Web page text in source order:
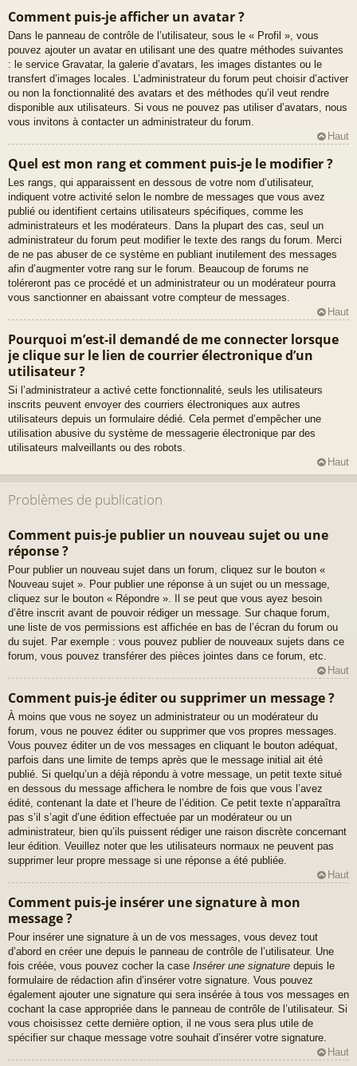
Comment puis-je afficher un avatar ?
Dans le panneau de contrôle de l’utilisateur, sous le « Profil », vous
pouvez ajouter un avatar en utilisant une des quatre méthodes suivantes
: le service Gravatar, la galerie d’avatars, les images distantes ou le
transfert d’images locales. L’administrateur du forum peut choisir d’activer
ou non la fonctionnalité des avatars et des méthodes qu’il veut rendre
disponible aux utilisateurs. Si vous ne pouvez pas utiliser d’avatars, nous
vous invitons à contacter un administrateur du forum.
Haut
Quel est mon rang et comment puis-je le modifier ?
Les rangs, qui apparaissent en dessous de votre nom d’utilisateur,
indiquent votre activité selon le nombre de messages que vous avez
publié ou identifient certains utilisateurs spécifiques, comme les
administrateurs et les modérateurs. Dans la plupart des cas, seul un
administrateur du forum peut modifier le texte des rangs du forum. Merci
de ne pas abuser de ce système en publiant inutilement des messages
afin d’augmenter votre rang sur le forum. Beaucoup de forums ne
toléreront pas ce procédé et un administrateur ou un modérateur pourra
vous sanctionner en abaissant votre compteur de messages.
Haut
Pourquoi m’est-il demandé de me connecter lorsque
je clique sur le lien de courrier électronique d’un
utilisateur ?
Si l’administrateur a activé cette fonctionnalité, seuls les utilisateurs
inscrits peuvent envoyer des courriers électroniques aux autres
utilisateurs depuis un formulaire dédié. Cela permet d’empêcher une
utilisation abusive du système de messagerie électronique par des
utilisateurs malveillants ou des robots.
Haut
Problèmes de publication
Comment puis-je publier un nouveau sujet ou une
réponse ?
Pour publier un nouveau sujet dans un forum, cliquez sur le bouton «
Nouveau sujet ». Pour publier une réponse à un sujet ou un message,
cliquez sur le bouton « Répondre ». Il se peut que vous ayez besoin
d’être inscrit avant de pouvoir rédiger un message. Sur chaque forum,
une liste de vos permissions est affichée en bas de l’écran du forum ou
du sujet. Par exemple : vous pouvez publier de nouveaux sujets dans ce
forum, vous pouvez transférer des pièces jointes dans ce forum, etc.
Haut
Comment puis-je éditer ou supprimer un message ?
À moins que vous ne soyez un administrateur ou un modérateur du
forum, vous ne pouvez éditer ou supprimer que vos propres messages.
Vous pouvez éditer un de vos messages en cliquant le bouton adéquat,
parfois dans une limite de temps après que le message initial ait été
publié. Si quelqu’un a déjà répondu à votre message, un petit texte situé
en dessous du message affichera le nombre de fois que vous l’avez
édité, contenant la date et l’heure de l’édition. Ce petit texte n’apparaîtra
pas s’il s’agit d’une édition effectuée par un modérateur ou un
administrateur, bien qu’ils puissent rédiger une raison discrète concernant
leur édition. Veuillez noter que les utilisateurs normaux ne peuvent pas
supprimer leur propre message si une réponse a été publiée.
Haut
Comment puis-je insérer une signature à mon
message ?
Pour insérer une signature à un de vos messages, vous devez tout
d’abord en créer une depuis le panneau de contrôle de l’utilisateur. Une
fois créée, vous pouvez cocher la case Insérer une signature depuis le
formulaire de rédaction afin d’insérer votre signature. Vous pouvez
également ajouter une signature qui sera insérée à tous vos messages en
cochant la case appropriée dans le panneau de contrôle de l’utilisateur. Si
vous choisissez cette dernière option, il ne vous sera plus utile de
spécifier sur chaque message votre souhait d’insérer votre signature.
Haut